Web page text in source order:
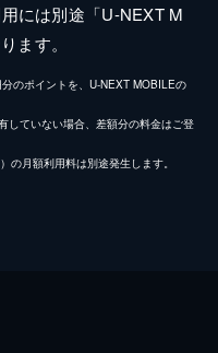
には別途「U-NEXT M
ます。
のポイントを、U-NEXT MOBILEの
していない場合、差額分の料金はご登
月額利用料は別途発生します。